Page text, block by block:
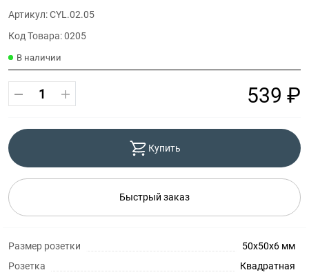
Артикул: CYL.02.05
Код Товара: 0205
В наличии
539 ₽
Купить
Быстрый заказ
Размер розетки
50x50x6 мм
Розетка
Квадратная